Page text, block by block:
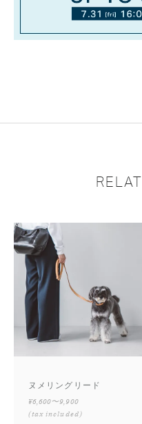
ヌメリングリード
¥6,600〜9,900
(tax included)